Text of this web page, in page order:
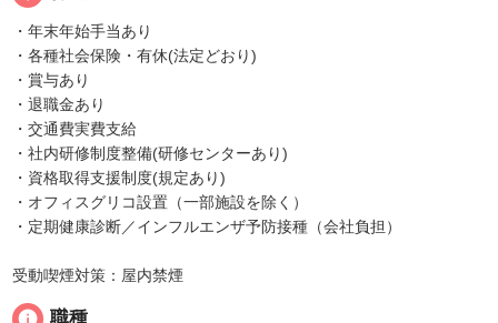
・年末年始手当あり
・各種社会保険・有休(法定どおり)
・賞与あり
・退職金あり
・交通費実費支給
・社内研修制度整備(研修センターあり)
・資格取得支援制度(規定あり)
・オフィスグリコ設置（一部施設を除く）
・定期健康診断／インフルエンザ予防接種（会社負担）
受動喫煙対策：屋内禁煙
職種